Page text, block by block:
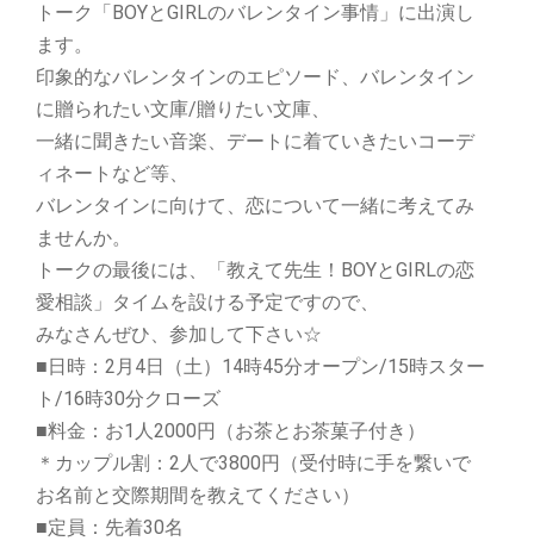
トーク「BOYとGIRLのバレンタイン事情」に出演し
ます。
印象的なバレンタインのエピソード、バレンタイン
に贈られたい文庫/贈りたい文庫、
一緒に聞きたい音楽、デートに着ていきたいコーデ
ィネートなど等、
バレンタインに向けて、恋について一緒に考えてみ
ませんか。
トークの最後には、「教えて先生！BOYとGIRLの恋
愛相談」タイムを設ける予定ですので、
みなさんぜひ、参加して下さい☆
■日時：2月4日（土）14時45分オープン/15時スター
ト/16時30分クローズ
■料金：お1人2000円（お茶とお茶菓子付き）
＊カップル割：2人で3800円（受付時に手を繋いで
お名前と交際期間を教えてください）
■定員：先着30名